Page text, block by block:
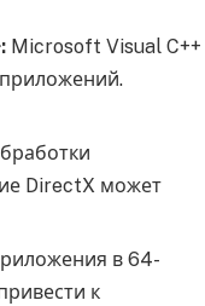
Microsoft Visual C++
DirectX может
в 64-
к